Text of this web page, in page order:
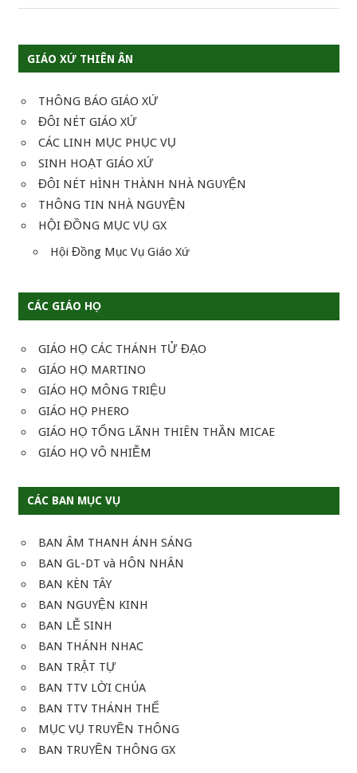
GIÁO XỨ THIÊN ÂN
THÔNG BÁO GIÁO XỨ
ĐÔI NÉT GIÁO XỨ
CÁC LINH MỤC PHỤC VỤ
SINH HOẠT GIÁO XỨ
ĐÔI NÉT HÌNH THÀNH NHÀ NGUYỆN
THÔNG TIN NHÀ NGUYỆN
HỘI ĐỒNG MỤC VỤ GX
Hội Đồng Mục Vụ Giáo Xứ
CÁC GIÁO HỌ
GIÁO HỌ CÁC THÁNH TỬ ĐẠO
GIÁO HỌ MARTINO
GIÁO HỌ MÔNG TRIỆU
GIÁO HỌ PHERO
GIÁO HỌ TỔNG LÃNH THIÊN THẦN MICAE
GIÁO HỌ VÔ NHIỄM
CÁC BAN MỤC VỤ
BAN ÂM THANH ÁNH SÁNG
BAN GL-DT và HÔN NHÂN
BAN KÈN TÂY
BAN NGUYỆN KINH
BAN LỄ SINH
BAN THÁNH NHAC
BAN TRẬT TỰ
BAN TTV LỜI CHÚA
BAN TTV THÁNH THỂ
MỤC VỤ TRUYỀN THÔNG
BAN TRUYỀN THÔNG GX
viết